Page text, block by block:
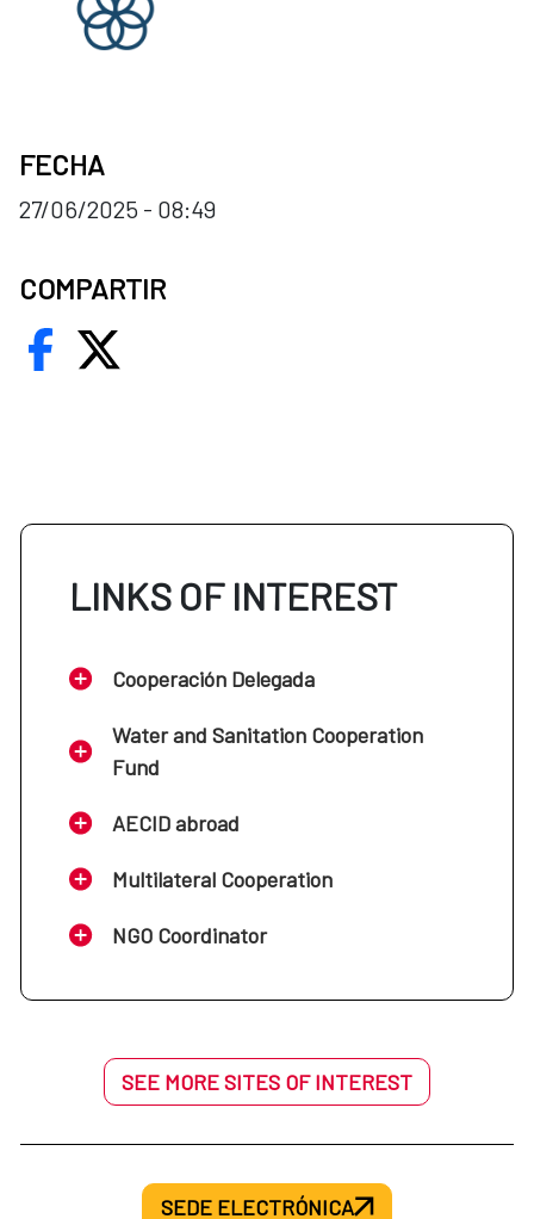
FECHA
27/06/2025 - 08:49
COMPARTIR
LINKS OF INTEREST
Cooperación Delegada
Water and Sanitation Cooperation
Fund
AECID abroad
Multilateral Cooperation
NGO Coordinator
SEE MORE SITES OF INTEREST
SEDE ELECTRÓNICA